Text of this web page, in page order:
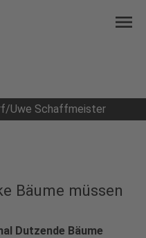
menu
Uwe Schaffmeister
Bäume müssen
Dutzende Bäume